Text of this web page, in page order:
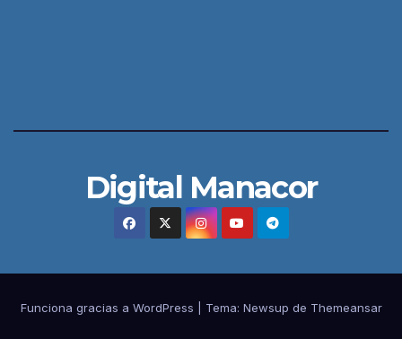
Digital Manacor
Funciona gracias a WordPress Tema: Newsup de Themeansar